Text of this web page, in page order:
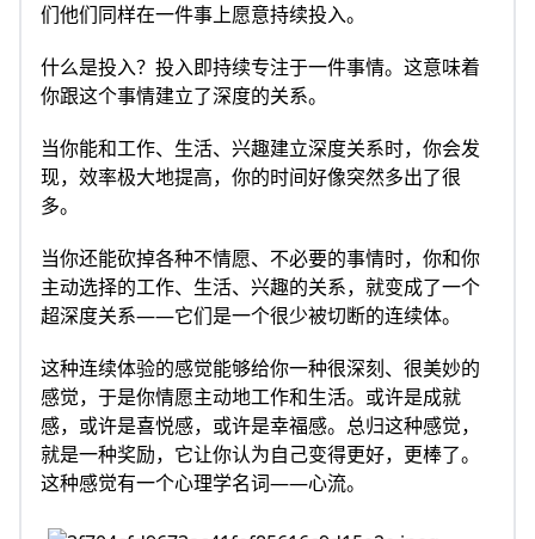
们他们同样在一件事上愿意持续投入。
什么是投入？投入即持续专注于一件事情。这意味着
你跟这个事情建立了深度的关系。
当你能和工作、生活、兴趣建立深度关系时，你会发
现，效率极大地提高，你的时间好像突然多出了很
多。
当你还能砍掉各种不情愿、不必要的事情时，你和你
主动选择的工作、生活、兴趣的关系，就变成了一个
超深度关系——它们是一个很少被切断的连续体。
这种连续体验的感觉能够给你一种很深刻、很美妙的
感觉，于是你情愿主动地工作和生活。或许是成就
感，或许是喜悦感，或许是幸福感。总归这种感觉，
就是一种奖励，它让你认为自己变得更好，更棒了。
这种感觉有一个心理学名词——心流。